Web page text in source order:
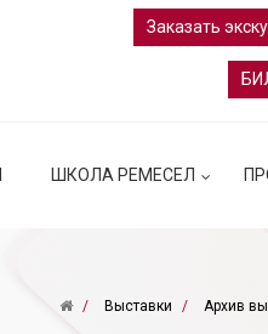
Заказать
ШКОЛА РЕМЕСЕЛ
Выставки Архив